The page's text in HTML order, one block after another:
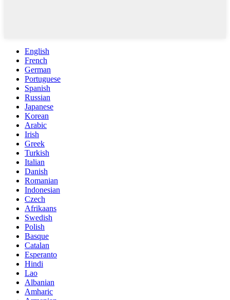
English
French
German
Portuguese
Spanish
Russian
Japanese
Korean
Arabic
Irish
Greek
Turkish
Italian
Danish
Romanian
Indonesian
Czech
Afrikaans
Swedish
Polish
Basque
Catalan
Esperanto
Hindi
Lao
Albanian
Amharic